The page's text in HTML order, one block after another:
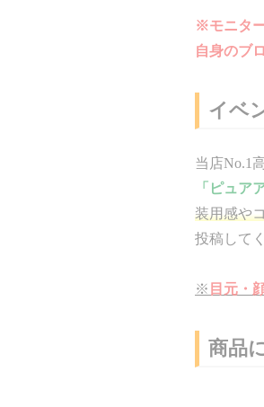
※モニタ
自身のブ
イベ
当店No.1
「ピュア
装用感や
投稿して
※ 目元・
商品